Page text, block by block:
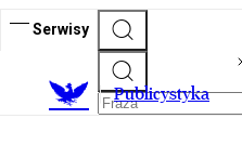
Serwisy
Publicystyka